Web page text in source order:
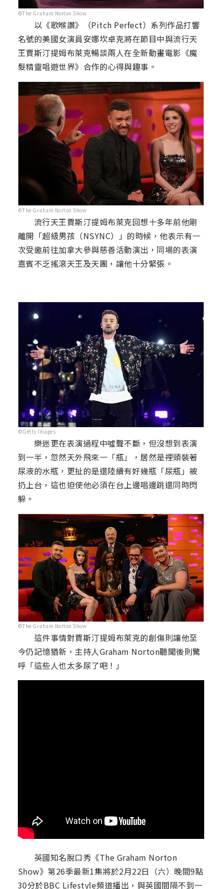
©The Graham Norton Show
以《歌喉讚》（Pitch Perfect）系列作品打響
名號的美國女演員安娜坎卓克將在節目中與流行天
王賈斯汀提姆布萊克暢談兩人在全新動畫電影《魔
髮精靈唱遊世界》合作的心得與趣事。
©The Graham Norton Show
流行天王賈斯汀提姆布萊克回想十多年前他剛
離開「超級男孩（NSYNC）」的時候，他表示有一
次受邀前往加拿大參與慈善活動演出，同場的表演
嘉賓不乏搖滾天王及天團，讓他十分緊張。
©Getty Images
樂迷更在表演過程中噓聲不斷，但沒想到表演
到一半，忽然天外飛來一「瓶」，居然是裡頭裝著
尿液的水瓶，更扯的是還陸續有好幾瓶「尿瓶」被
扔上台，這也迫使他必須在台上邊唱邊跳還同時閃
躲。
©The Graham Norton Show
這件事情對賈斯汀提姆布萊克的創傷則讓他至
今仍記憶猶新，主持人Graham Norton聽聞後則驚
呼「這些人也太多尿了吧！」
英國知名脫口秀《The Graham Norton
Show》第26季最新1集將於2月22日（六）晚間9點
30分於BBC Lifestyle頻道播出，與英國間隔不到一